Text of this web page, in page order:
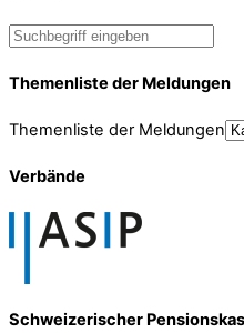
Themenliste der Meldungen
Themenliste der Meldungen
Verbände
Schweizerischer